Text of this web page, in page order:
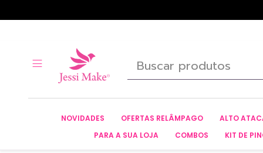
NOVIDADES OFERTAS RELÂMPAGO
ALTO
PARA A SUA LOJA
COMBOS KIT DE